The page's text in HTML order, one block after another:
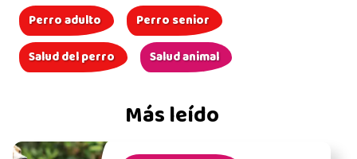
Más leído
Perro adulto
Perro senior
Salud del perro
Salud animal